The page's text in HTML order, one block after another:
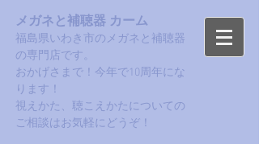
メガネと補聴器 カーム
福島県いわき市のメガネと補聴器
の専門店です。
おかげさまで！今年で10周年にな
ります！​
​視えかた、聴こえかたについての
ご相談はお気軽にどうぞ！